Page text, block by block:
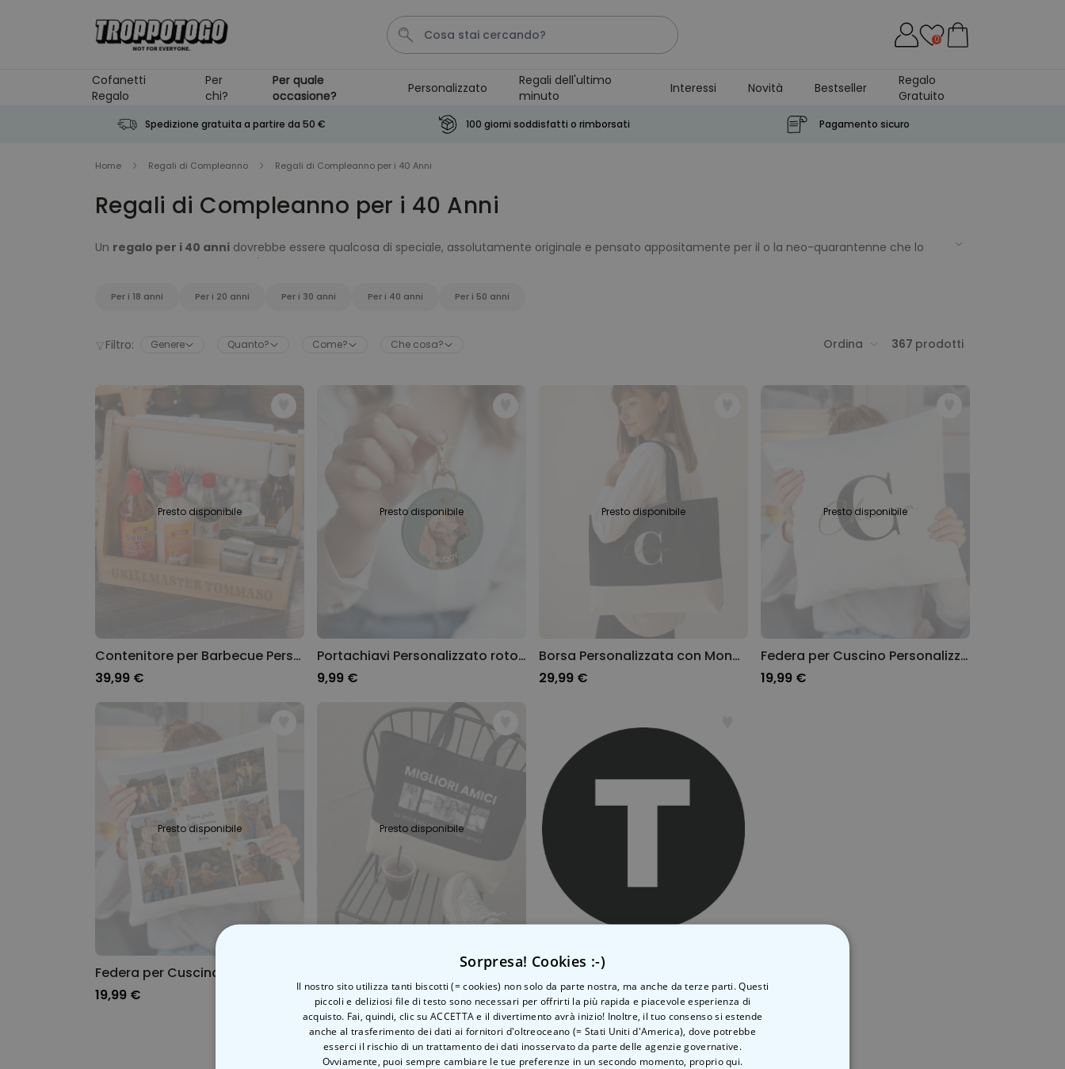
Telo Mare
Faccia
Master Barbecue con Foto
Animale Domestico
19,99 €
Personalizzato con Testo
Comprato
più di 9.900
volte
Copertina Personalizzata con
0
Cofanetti
Regalo
Per
chi?
Per quale
occasione?
Personalizzato
Regali dell'ultimo
minuto
Interessi Novità Bestseller
Regalo
Gratuito
Spedizione gratuita a partire da 50 € 100 giorni soddisfatti o rimborsati Pagamento sicuro
Home Regali di Compleanno Regali di Compleanno per i 40 Anni
Regali di Compleanno per i 40 Anni
Un regalo per i 40 anni dovrebbe essere qualcosa di speciale, assolutamente originale e pensato appositamente per il o la neo-quarantenne che lo
riceve. Beh, con Troppotogo l'avete finalmente trovato! I nostri
dovrebbe essere altrettanto unico e provenire direttamente dal cuore. Tra i nostri
Per i 18 anni Per i 20 anni Per i 30 anni Per i 40 anni Per i 50 anni
Filtro: Genere Quanto? Come? Che cosa? Ordina 367 prodotti
Presto disponibile
Contenitore per Barbecue Personalizzabile con Testo
39,99 €
Presto disponibile
Portachiavi Personalizzato rotondo con il tuo Animale domestico
9,99 €
Presto disponibile
Borsa Personalizzata con Monogramma
29,99 €
Presto disponibile
Federa per Cuscino Personalizzata con Monogramma
19,99 €
Presto disponibile
19,99 €
Presto disponibile
Borsa Personalizzata con Foto e Testo
29,99 €
15,00 €
1 ... 3 4 5 6 7
Sorpresa! Cookies :-)
Il nostro sito utilizza tanti biscotti (= cookies) non solo da parte nostra, ma anche da terze parti. Questi
piccoli e deliziosi file di testo sono necessari per offrirti la più rapida e piacevole esperienza di
acquisto. Fai, quindi, clic su ACCETTA e il divertimento avrà inizio! Inoltre, il tuo consenso si estende
anche al trasferimento dei dati ai fornitori d'oltreoceano (= Stati Uniti d'America), dove potrebbe
esserci il rischio di un trattamento dei dati inosservato da parte delle agenzie governative.
Ovviamente, puoi sempre cambiare le tue preferenze in un secondo momento, proprio qui.